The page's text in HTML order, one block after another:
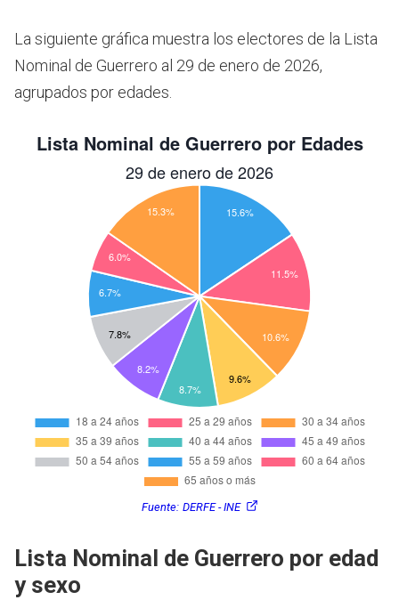
La siguiente gráfica muestra los electores de la Lista
Nominal de Guerrero al 29 de enero de 2026,
agrupados por edades.
Fuente: DERFE - INE
Lista Nominal de Guerrero por edad
y sexo